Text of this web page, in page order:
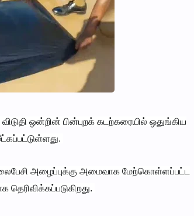
ஒன்றின் பின்புறக் கடற்கரையில் ஒதுங்கிய
அழைப்புக்கு அமைவாக மேற்கொள்ளப்பட்ட